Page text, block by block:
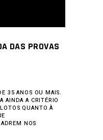
DAS PROVAS
35 ANOS OU MAIS.
AINDA A CRITÉRIO
QUANTO À
NOS